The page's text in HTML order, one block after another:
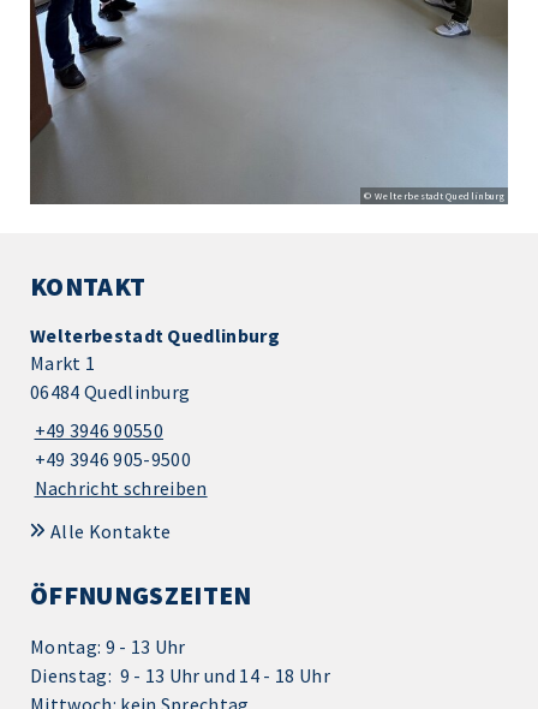
© Welterbestadt Quedlinburg
KONTAKT
Welterbestadt Quedlinburg
Markt 1
06484 Quedlinburg
+49 3946 90550
+49 3946 905-9500
Nachricht schreiben
Alle Kontakte
ÖFFNUNGSZEITEN
Montag: 9 - 13 Uhr
Dienstag: 9 - 13 Uhr und 14 - 18 Uhr